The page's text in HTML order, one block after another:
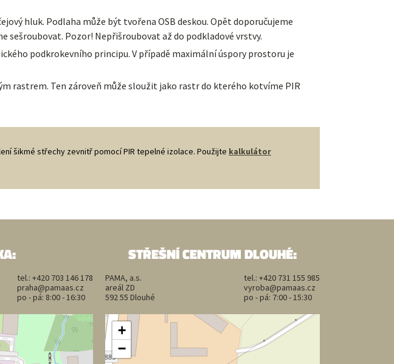
hluk. Podlaha může být tvořena OSB deskou. Opět doporučujeme
sešroubovat. Pozor! Nepřišroubovat až do podkladové vrstvy.
podkrokevního principu. V případě maximální úspory prostoru je
rastrem. Ten zároveň může sloužit jako rastr do kterého kotvíme PIR
šikmé střechy zevnitř pomocí PIR tepelné izolace. Použijte kalkulátor
tel.: +420 703 146 178
praha@pamaas.cz
po - pá: 8:00 - 16:30
STŘEŠNÍ CENTRUM DLOUHÉ:
PAMA, a.s.
areál ZD
592 55 Dlouhé
tel.: +420 731 155 985
vyroba@pamaas.cz
po - pá: 7:00 - 15:30
+
−